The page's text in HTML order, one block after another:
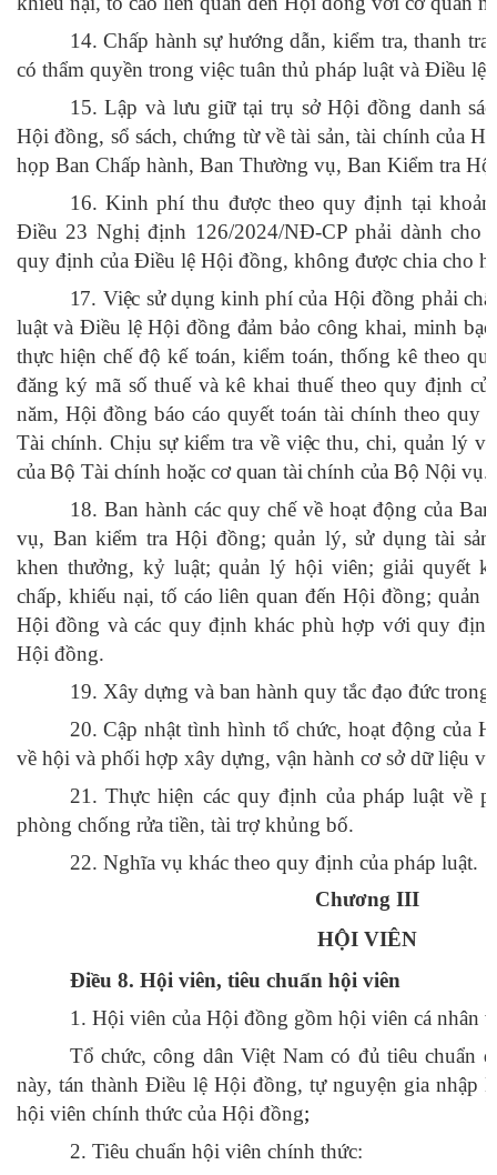
14. Chấp hành sự hướng dẫn, kiểm tra, thanh tra
có thẩm quyền trong việc tuân thủ pháp luật và Điều lệ
15. Lập và lưu giữ tại trụ sở Hội đồng danh
Hội đồng, sổ sách, chứng từ về tài sản, tài chính của
họp Ban Chấp hành, Ban Thường vụ, Ban Kiểm tra
16. Kinh phí thu được theo quy định tại
Điều 23 Nghị định 126/2024/NĐ-CP phải dành cho
quy định của Điều lệ Hội đồng, không được chia cho
17. Việc sử dụng kinh phí của Hội đồng phải
luật và Điều lệ Hội đồng đảm bảo công khai, minh
thực hiện chế độ kế toán, kiểm toán, thống kê theo
đăng ký mã số thuế và kê khai thuế theo quy định
năm, Hội đồng báo cáo quyết toán tài chính theo quy
Tài chính. Chịu sự kiểm tra về việc thu, chi, quản lý
của Bộ Tài chính hoặc cơ quan tài chính của Bộ Nội vụ.
18. Ban hành các quy chế về hoạt động của
vụ, Ban kiểm tra Hội đồng; quản lý, sử dụng tài
khen thưởng, kỷ luật; quản lý hội viên; giải quyết
chấp, khiếu nại, tố cáo liên quan đến Hội đồng; quản
Hội đồng và các quy định khác phù hợp với quy
Hội đồng.
19. Xây dựng và ban hành quy tắc đạo đức
20. Cập nhật tình hình tổ chức, hoạt động của
về hội và phối hợp xây dựng, vận hành cơ sở dữ liệu
21. Thực hiện các quy định của pháp luật về
phòng chống rửa tiền, tài trợ khủng bố.
22. Nghĩa vụ khác theo quy định của pháp luật.
Chương III
HỘI VIÊN
Điều 8. Hội viên, tiêu chuẩn hội viên
1. Hội viên của Hội đồng gồm hội viên cá nhân
Tổ chức, công dân Việt Nam có đủ tiêu chuẩn
này, tán thành Điều lệ Hội đồng, tự nguyện gia nhập
hội viên chính thức của Hội đồng;
2. Tiêu chuẩn hội viên chính thức: